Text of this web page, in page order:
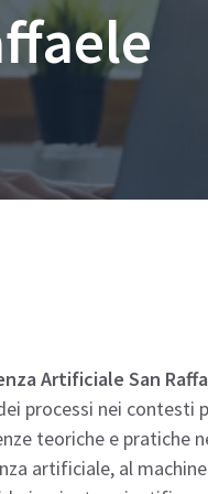
Artificiale San
processi nei contesti
teoriche e pratiche
artificiale, al